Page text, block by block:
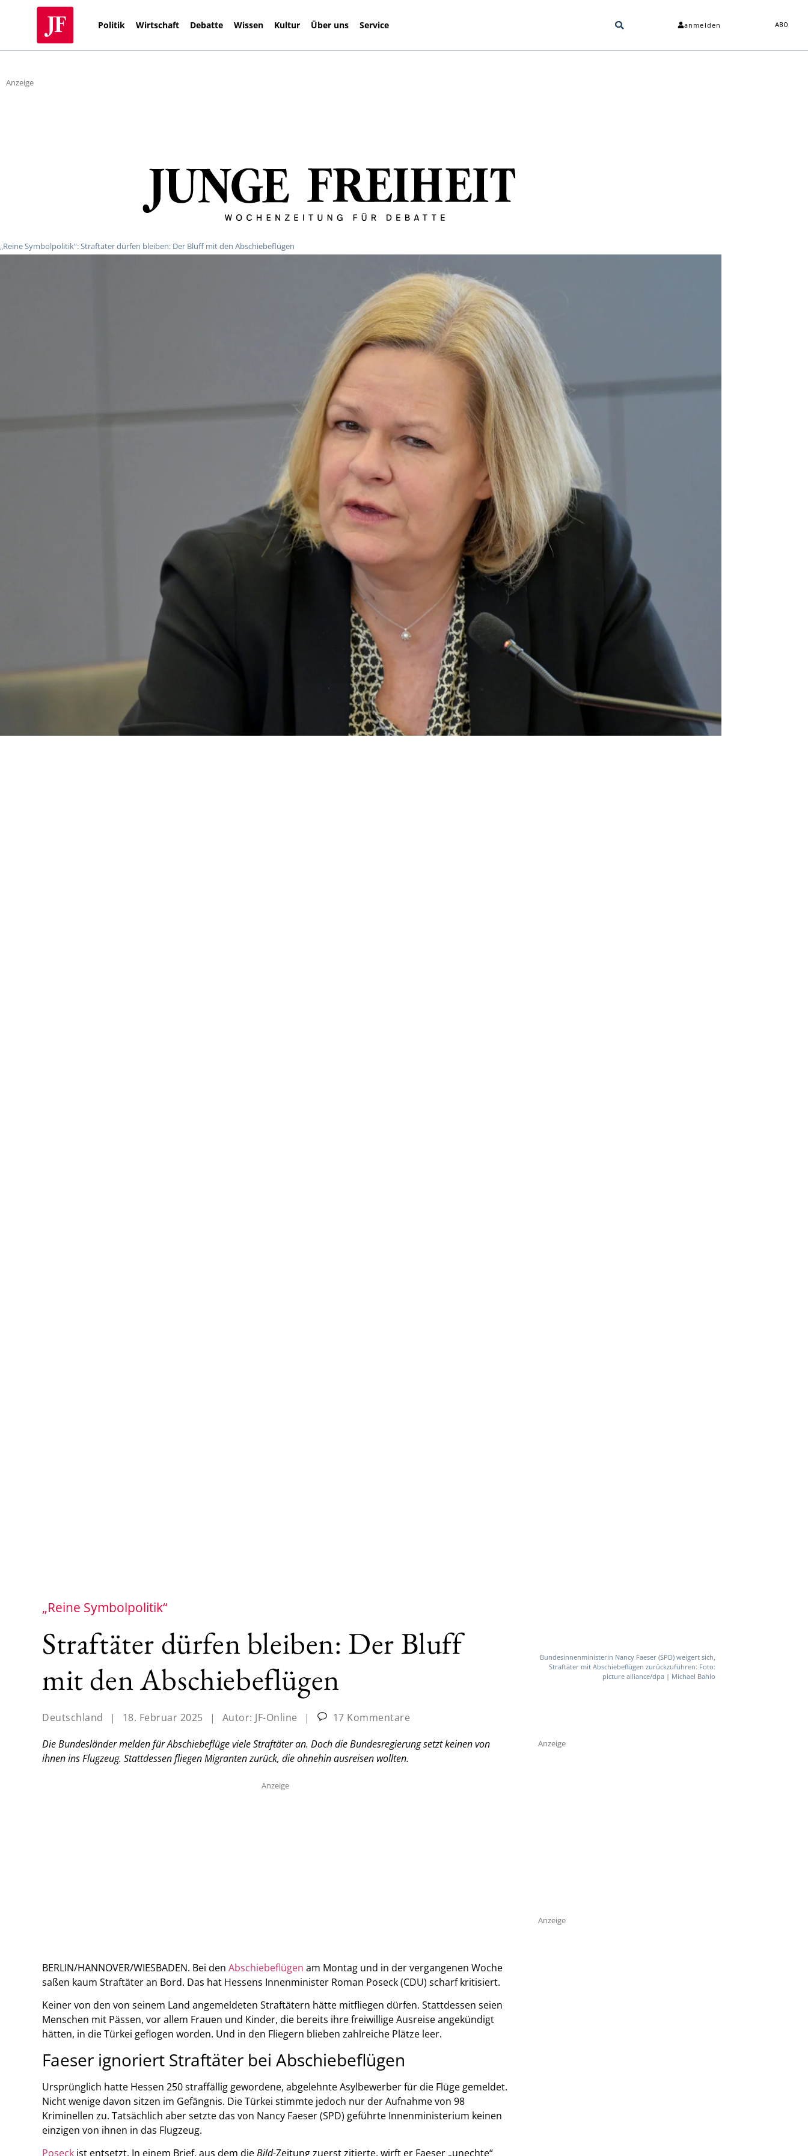
Politik Wirtschaft Debatte Wissen Kultur Über uns Service anmelden ABO
Anzeige
„Reine Symbolpolitik“: Straftäter dürfen bleiben: Der Bluff mit den Abschiebeflügen
„Reine Symbolpolitik“
Straftäter dürfen bleiben: Der Bluff
mit den Abschiebeflügen
Deutschland | 18. Februar 2025 | Autor: JF-Online |
17 Kommentare
Die Bundesländer melden für Abschiebeflüge viele Straftäter an. Doch die Bundesregierung setzt keinen von
ihnen ins Flugzeug. Stattdessen fliegen Migranten zurück, die ohnehin ausreisen wollten.
Anzeige
BERLIN/HANNOVER/WIESBADEN. Bei den Abschiebeflügen am Montag und in der vergangenen Woche
saßen kaum Straftäter an Bord. Das hat Hessens Innenminister Roman Poseck (CDU) scharf kritisiert.
Keiner von den von seinem Land angemeldeten Straftätern hätte mitfliegen dürfen. Stattdessen seien
Menschen mit Pässen, vor allem Frauen und Kinder, die bereits ihre freiwillige Ausreise angekündigt
hätten, in die Türkei geflogen worden. Und in den Fliegern blieben zahlreiche Plätze leer.
Faeser ignoriert Straftäter bei Abschiebeflügen
Ursprünglich hatte Hessen 250 straffällig gewordene, abgelehnte Asylbewerber für die Flüge gemeldet.
Nicht wenige davon sitzen im Gefängnis. Die Türkei stimmte jedoch nur der Aufnahme von 98
Kriminellen zu. Tatsächlich aber setzte das von Nancy Faeser (SPD) geführte Innenministerium keinen
einzigen von ihnen in das Flugzeug.
Poseck ist entsetzt. In einem Brief, aus dem die Bild-Zeitung zuerst zitierte, wirft er Faeser „unechte“
Bundesinnenministerin Nancy Faeser (SPD) weigert sich,
Straftäter mit Abschiebeflügen zurückzuführen. Foto:
picture alliance/dpa | Michael Bahlo
Anzeige
Anzeige